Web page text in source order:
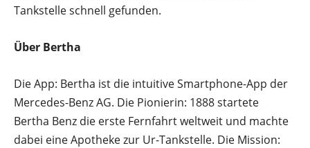
Tankstelle schnell gefunden.
Über Bertha
Die App: Bertha ist die intuitive Smartphone-App der
Mercedes-Benz AG. Die Pionierin: 1888 startete
Bertha Benz die erste Fernfahrt weltweit und machte
dabei eine Apotheke zur Ur-Tankstelle. Die Mission: